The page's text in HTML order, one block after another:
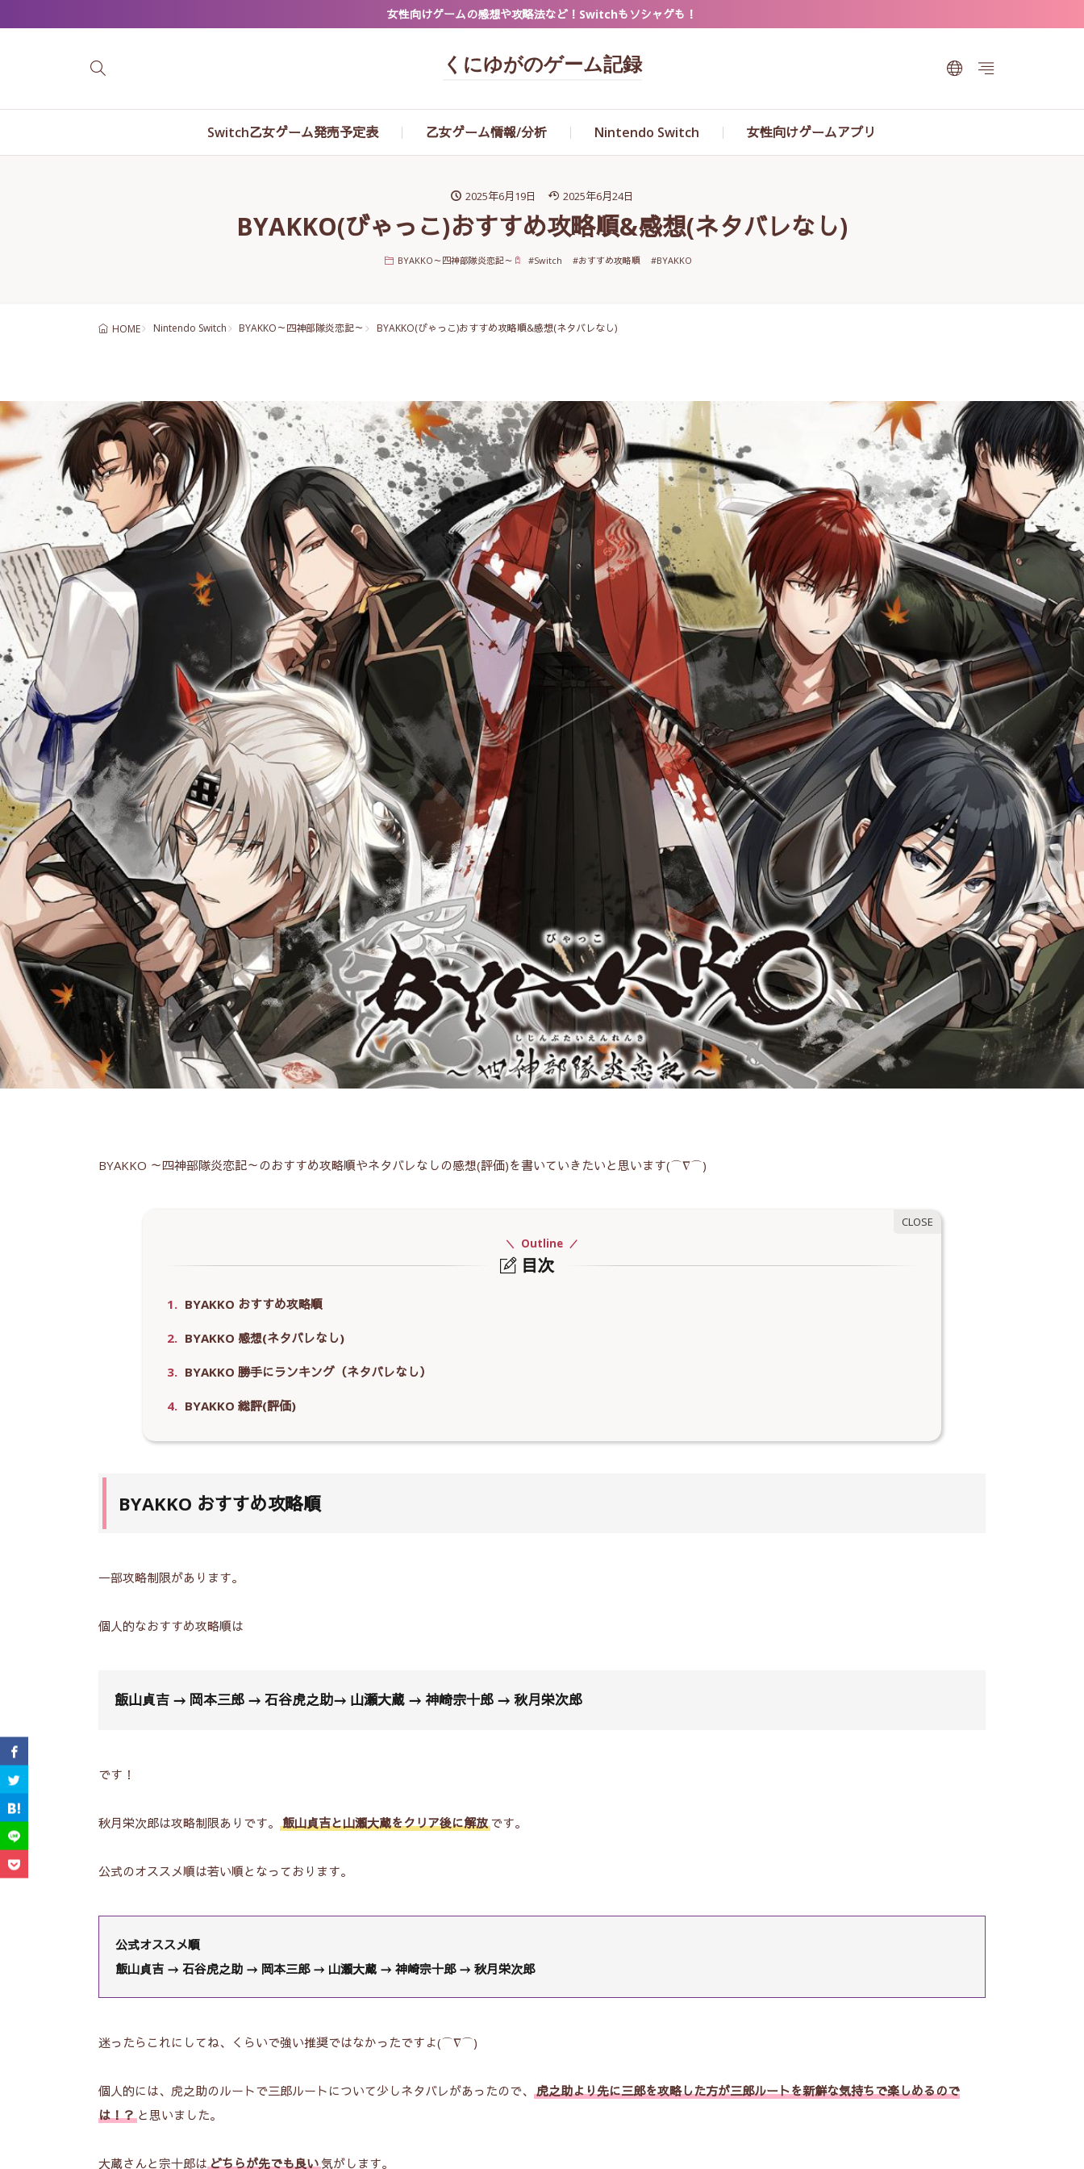
女性向けゲームの感想や攻略法など！Switchもソシャゲも！
くにゆがのゲーム記録
Switch乙女ゲーム発売予定表 乙女ゲーム情報/分析 Nintendo Switch 女性向けゲームアプリ
2025年6月19日 2025年6月24日
BYAKKO(びゃっこ)おすすめ攻略順&感想(ネタバレなし)
BYAKKO～四神部隊炎恋記～ #Switch #おすすめ攻略順 #BYAKKO
HOME Nintendo Switch BYAKKO～四神部隊炎恋記～ BYAKKO(びゃっこ)おすすめ攻略順&感想(ネタバレなし)
BYAKKO ～四神部隊炎恋記～のおすすめ攻略順やネタバレなしの感想(評価)を書いていきたいと思います(⌒∇⌒)
目次
Outline
1. BYAKKO おすすめ攻略順
2. BYAKKO 感想(ネタバレなし)
3. BYAKKO 勝手にランキング（ネタバレなし）
4. BYAKKO 総評(評価)
BYAKKO おすすめ攻略順
一部攻略制限があります。
個人的なおすすめ攻略順は
飯山貞吉 → 岡本三郎 → 石谷虎之助→ 山瀬大蔵 → 神崎宗十郎 → 秋月栄次郎
です！
秋月栄次郎は攻略制限ありです。 飯山貞吉と山瀬大蔵をクリア後に解放 です。
公式のオススメ順は若い順となっております。
公式オススメ順
飯山貞吉 → 石谷虎之助 → 岡本三郎→ 山瀬大蔵 → 神崎宗十郎 → 秋月栄次郎
迷ったらこれにしてね、くらいで強い推奨ではなかったですよ(⌒∇⌒)
個人的には、虎之助のルートで三郎ルートについて少しネタバレがあったので、
虎之助より先に三郎を攻略した方が三郎ルートを新鮮な気持ちで楽しめるので
は！？ と思いました。
大蔵さんと宗十郎は どちらが先でも良い 気がします。